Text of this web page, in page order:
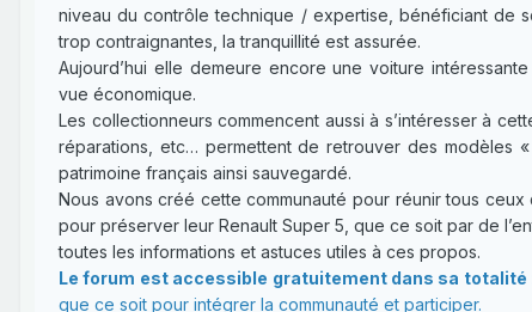
niveau du contrôle technique / expertise, bénéficiant de
trop contraignantes, la tranquillité est assurée.
Aujourd’hui elle demeure encore une voiture
vue économique.
Les collectionneurs commencent aussi à s’intéresser à
réparations, etc… permettent de retrouver des
patrimoine français ainsi sauvegardé.
Nous avons créé cette communauté pour réunir tous
pour préserver leur Renault Super 5, que ce soit par de
toutes les informations et astuces utiles à ces propos.
Le forum est accessible gratuitement dans sa totalité
que ce soit pour intégrer la communauté et participer.